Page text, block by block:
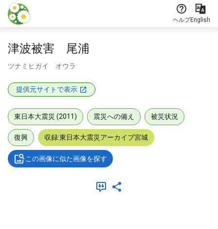
本文に飛ぶ
ヘルプEnglish
津波被害 尾浦
ツナミヒガイ オウラ
提供元サイトで表示
東日本大震災 (2011) 震災への備え 被災状況
復興 収録:東日本大震災アーカイブ宮城
この画像に似た画像を探す